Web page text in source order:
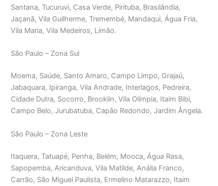
Santana, Tucuruvi, Casa Verde, Pirituba, Brasilândia,
Jaçanã, Vila Guilherme, Tremembé, Mandaqui, Água Fria,
Vila Maria, Vila Medeiros, Limão.
São Paulo – Zona Sul
Moema, Saúde, Santo Amaro, Campo Limpo, Grajaú,
Jabaquara, Ipiranga, Vila Andrade, Interlagos, Pedreira,
Cidade Dutra, Socorro, Brooklin, Vila Olímpia, Itaim Bibi,
Campo Belo, Jurubatuba, Capão Redondo, Jardim Ângela.
São Paulo – Zona Leste
Itaquera, Tatuapé, Penha, Belém, Mooca, Água Rasa,
Sapopemba, Aricanduva, Vila Matilde, Anália Franco,
Carrão, São Miguel Paulista, Ermelino Matarazzo, Itaim